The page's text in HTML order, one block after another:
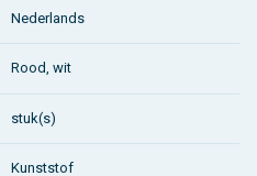
Nederlands
Rood, wit
stuk(s)
Kunststof